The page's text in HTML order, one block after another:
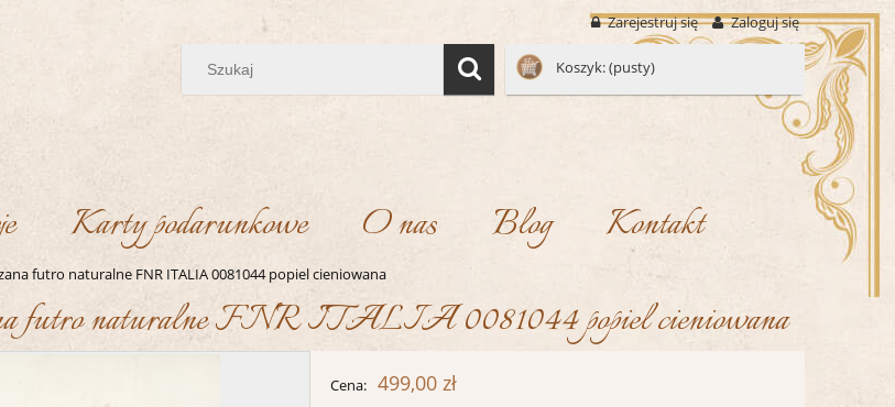
Zarejestruj się Zaloguj się
Koszyk:(pusty)
Karty podarunkowe O nas Blog Kontakt
futro naturalne FNR ITALIA 0081044 popiel cieniowana
futro naturalne FNR ITALIA 0081044 popiel cieniowana
Cena: 499,00 zł